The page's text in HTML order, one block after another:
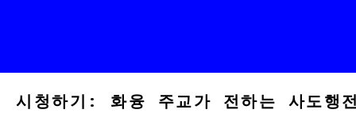
시청하기: 화융 주교가 전하는 사도행